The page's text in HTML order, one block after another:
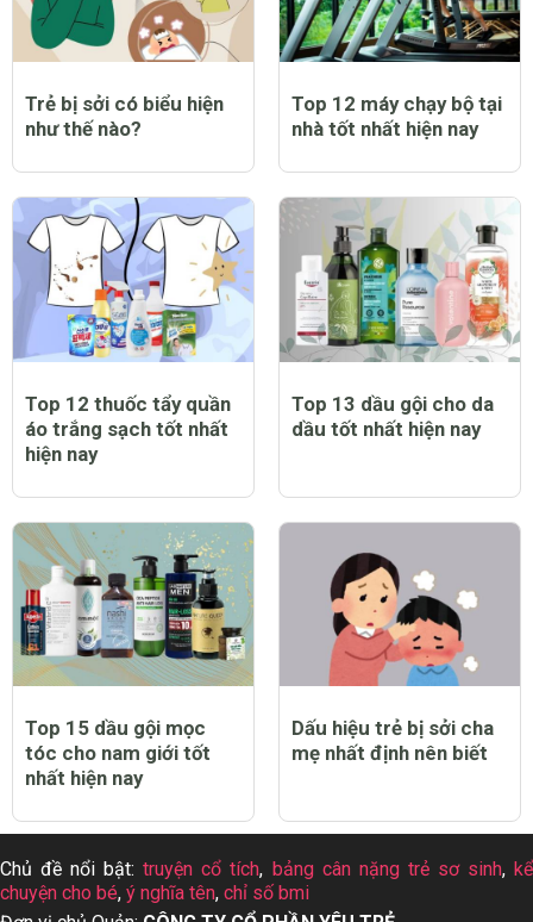
Trẻ bị sởi có biểu hiện
như thế nào?
Top 12 máy chạy bộ tại
nhà tốt nhất hiện nay
Top 12 thuốc tẩy quần
áo trắng sạch tốt nhất
hiện nay
dầu tốt nhất hiện nay
Top 15 dầu gội mọc
tóc cho nam giới tốt
mẹ nhất định nên biết